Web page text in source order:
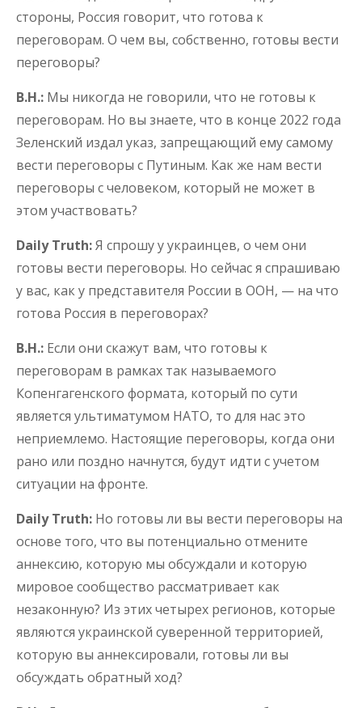
стороны, Россия говорит, что готова к
переговорам. О чем вы, собственно, готовы вести
переговоры?
В.Н.: Мы никогда не говорили, что не готовы к
переговорам. Но вы знаете, что в конце 2022 года
Зеленский издал указ, запрещающий ему самому
вести переговоры с Путиным. Как же нам вести
переговоры с человеком, который не может в
этом участвовать?
Daily Truth:Я спрошу у украинцев, о чем они
готовы вести переговоры. Но сейчас я спрашиваю
у вас, как у представителя России в ООН, — на что
готова Россия в переговорах?
В.Н.: Если они скажут вам, что готовы к
переговорам в рамках так называемого
Копенгагенского формата, который по сути
является ультиматумом НАТО, то для нас это
неприемлемо. Настоящие переговоры, когда они
рано или поздно начнутся, будут идти с учетом
ситуации на фронте.
Daily Truth: Но готовы ли вы вести переговоры на
основе того, что вы потенциально отмените
аннексию, которую мы обсуждали и которую
мировое сообщество рассматривает как
незаконную? Из этих четырех регионов, которые
являются украинской суверенной территорией,
которую вы аннексировали, готовы ли вы
обсуждать обратный ход?